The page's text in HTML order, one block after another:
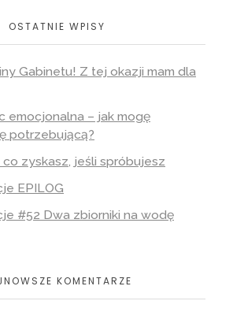
OSTATNIE WPISY
Gabinetu! Z tej okazji mam dla
emocjonalna – jak mogę
potrzebującą?
co zyskasz, jeśli spróbujesz
EPILOG
#52 Dwa zbiorniki na wodę
KOMENTARZE